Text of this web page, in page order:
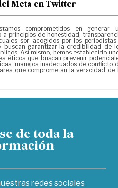
Meta en Twitter
comprometidos en generar
a principios de honestidad,
son acogidos por los periodistas
buscan garantizar la credibilidad de
Así mismo, hemos establecido
éticos que buscan prevenir
manejos inadecuados de conflicto
que comprometan la veracidad de
de toda la
redes sociales